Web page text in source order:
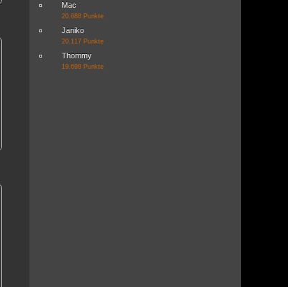
Mac
20.688 Punkte
Janiko
20.117 Punkte
Thommy
19.698 Punkte